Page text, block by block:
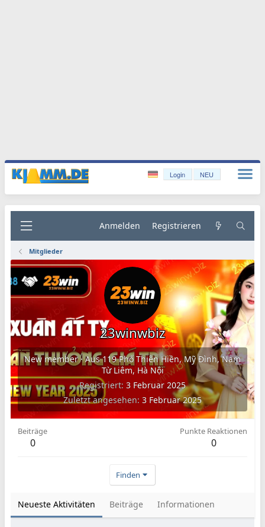
Login NEU
Anmelden Registrieren
Mitglieder
23winwbiz
New member ·Aus119 Phố Thiên Hiền, Mỹ Đình, Nam
Từ Liêm, Hà Nội
Registriert 3 Februar 2025
Zuletzt angesehen 3 Februar 2025
Beiträge
0
Punkte Reaktionen
0
Finden
Neueste Aktivitäten Beiträge Informationen